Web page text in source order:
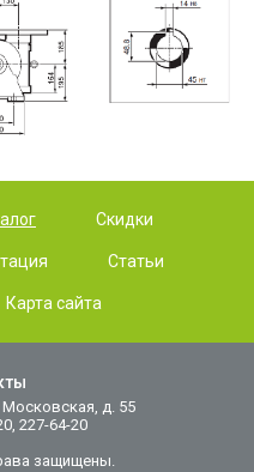
Скидки
Статьи
Карта сайта
Московская, д. 55
227-64-20
защищены.